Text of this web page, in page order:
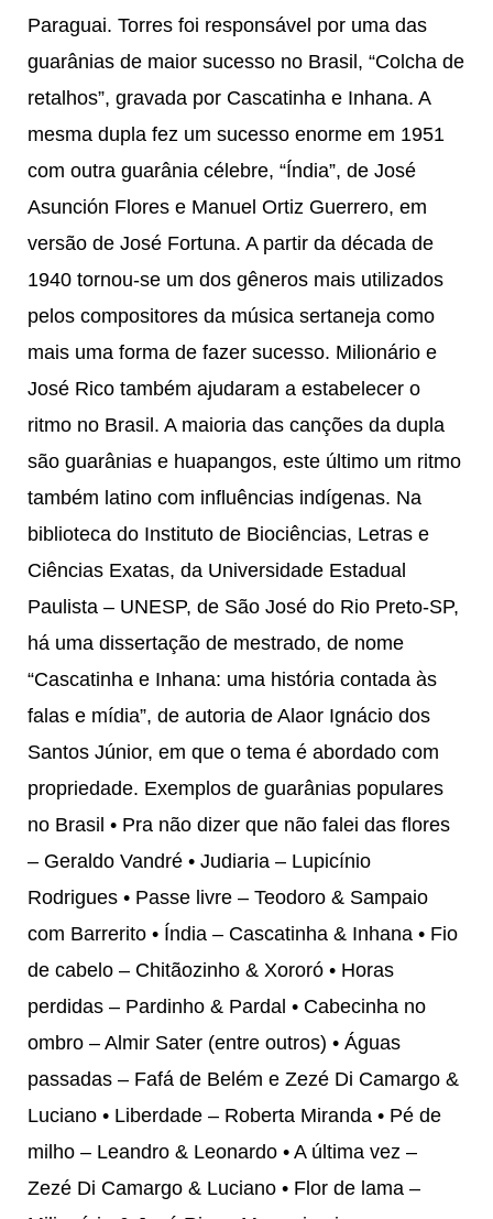
Paraguai. Torres foi responsável por uma das
guarânias de maior sucesso no Brasil, “Colcha de
retalhos”, gravada por Cascatinha e Inhana. A
mesma dupla fez um sucesso enorme em 1951
com outra guarânia célebre, “Índia”, de José
Asunción Flores e Manuel Ortiz Guerrero, em
versão de José Fortuna. A partir da década de
1940 tornou-se um dos gêneros mais utilizados
pelos compositores da música sertaneja como
mais uma forma de fazer sucesso. Milionário e
José Rico também ajudaram a estabelecer o
ritmo no Brasil. A maioria das canções da dupla
são guarânias e huapangos, este último um ritmo
também latino com influências indígenas. Na
biblioteca do Instituto de Biociências, Letras e
Ciências Exatas, da Universidade Estadual
Paulista – UNESP, de São José do Rio Preto-SP,
há uma dissertação de mestrado, de nome
“Cascatinha e Inhana: uma história contada às
falas e mídia”, de autoria de Alaor Ignácio dos
Santos Júnior, em que o tema é abordado com
propriedade. Exemplos de guarânias populares
no Brasil • Pra não dizer que não falei das flores
– Geraldo Vandré • Judiaria – Lupicínio
Rodrigues • Passe livre – Teodoro & Sampaio
com Barrerito • Índia – Cascatinha & Inhana • Fio
de cabelo – Chitãozinho & Xororó • Horas
perdidas – Pardinho & Pardal • Cabecinha no
ombro – Almir Sater (entre outros) • Águas
passadas – Fafá de Belém e Zezé Di Camargo &
Luciano • Liberdade – Roberta Miranda • Pé de
milho – Leandro & Leonardo • A última vez –
Zezé Di Camargo & Luciano • Flor de lama –